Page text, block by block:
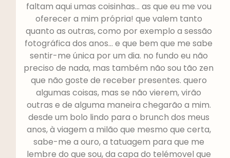
faltam aqui umas coisinhas… as que eu me vou
oferecer a mim própria! que valem tanto
quanto as outras, como por exemplo a sessão
fotográfica dos anos… e que bem que me sabe
sentir-me única por um dia. no fundo eu não
preciso de nada, mas também não sou tão zen
que não goste de receber presentes. quero
algumas coisas, mas se não vierem, virão
outras e de alguma maneira chegarão a mim.
desde um bolo lindo para o brunch dos meus
anos, à viagem a milão que mesmo que certa,
sabe-me a ouro, a tatuagem para que me
lembre do que sou, da capa do telémovel que